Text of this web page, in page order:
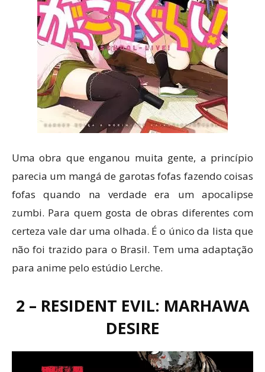
Uma obra que enganou muita gente, a princípio
parecia um mangá de garotas fofas fazendo coisas
fofas quando na verdade era um apocalipse
zumbi. Para quem gosta de obras diferentes com
certeza vale dar uma olhada. É o único da lista que
não foi trazido para o Brasil. Tem uma adaptação
para anime pelo estúdio Lerche.
2 – RESIDENT EVIL: MARHAWA
DESIRE